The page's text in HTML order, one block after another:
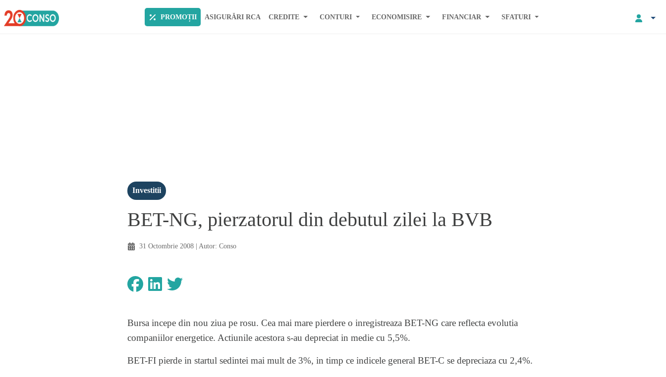
PROMOȚII ASIGURĂRI RCA CREDITE CONTURI ECONOMISIRE FINANCIAR SFATURI
Investitii
BET-NG, pierzatorul din debutul zilei la BVB
31 Octombrie 2008| Autor: Conso
Bursa incepe din nou ziua pe rosu. Cea mai mare pierdere o inregistreaza BET-NG care reflecta evolutia
companiilor energetice. Actiunile acestora s-au depreciat in medie cu 5,5%.
BET-FI pierde in startul sedintei mai mult de 3%, in timp ce indicele general BET-C se depreciaza cu 2,4%.